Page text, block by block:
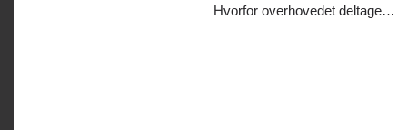
Hvorfor overhovedet deltage…